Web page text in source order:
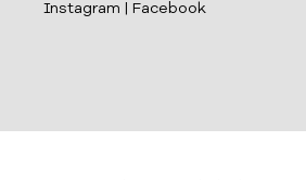
Instagram
Facebook